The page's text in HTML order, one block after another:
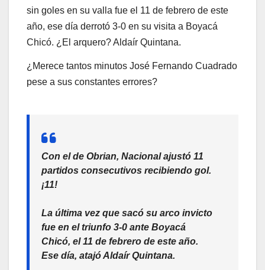
sin goles en su valla fue el 11 de febrero de este
año, ese día derrotó 3-0 en su visita a Boyacá
Chicó. ¿El arquero? Aldaír Quintana.
¿Merece tantos minutos José Fernando Cuadrado
pese a sus constantes errores?
Con el de Obrian, Nacional ajustó 11
partidos consecutivos recibiendo gol.
¡11!
La última vez que sacó su arco invicto
fue en el triunfo 3-0 ante Boyacá
Chicó, el 11 de febrero de este año.
Ese día, atajó Aldaír Quintana.